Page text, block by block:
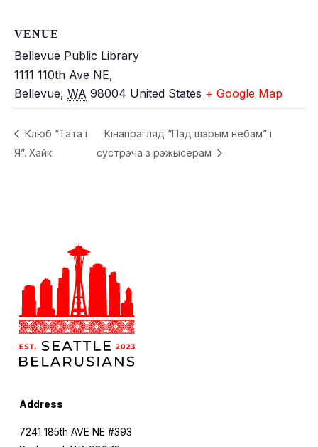
VENUE
Bellevue Public Library
1111 110th Ave NE,
Bellevue, WA 98004 United States + Google Map
Клюб “Тата і
Я”. Хайк
Кінапрагляд “Пад шэрым небам” і
сустрэча з рэжысёрам
Address
7241 185th AVE NE #393